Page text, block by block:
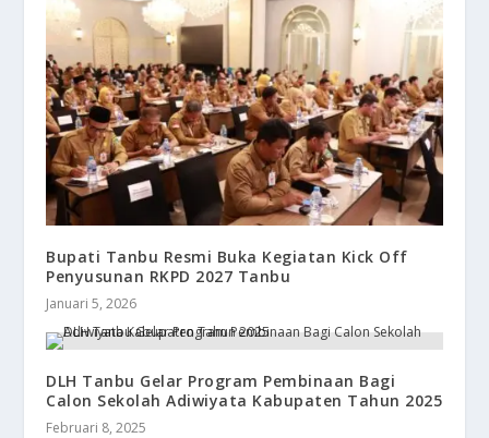
Bupati Tanbu Resmi Buka Kegiatan Kick Off
Penyusunan RKPD 2027 Tanbu
Januari 5, 2026
DLH Tanbu Gelar Program Pembinaan Bagi
Calon Sekolah Adiwiyata Kabupaten Tahun 2025
Februari 8, 2025